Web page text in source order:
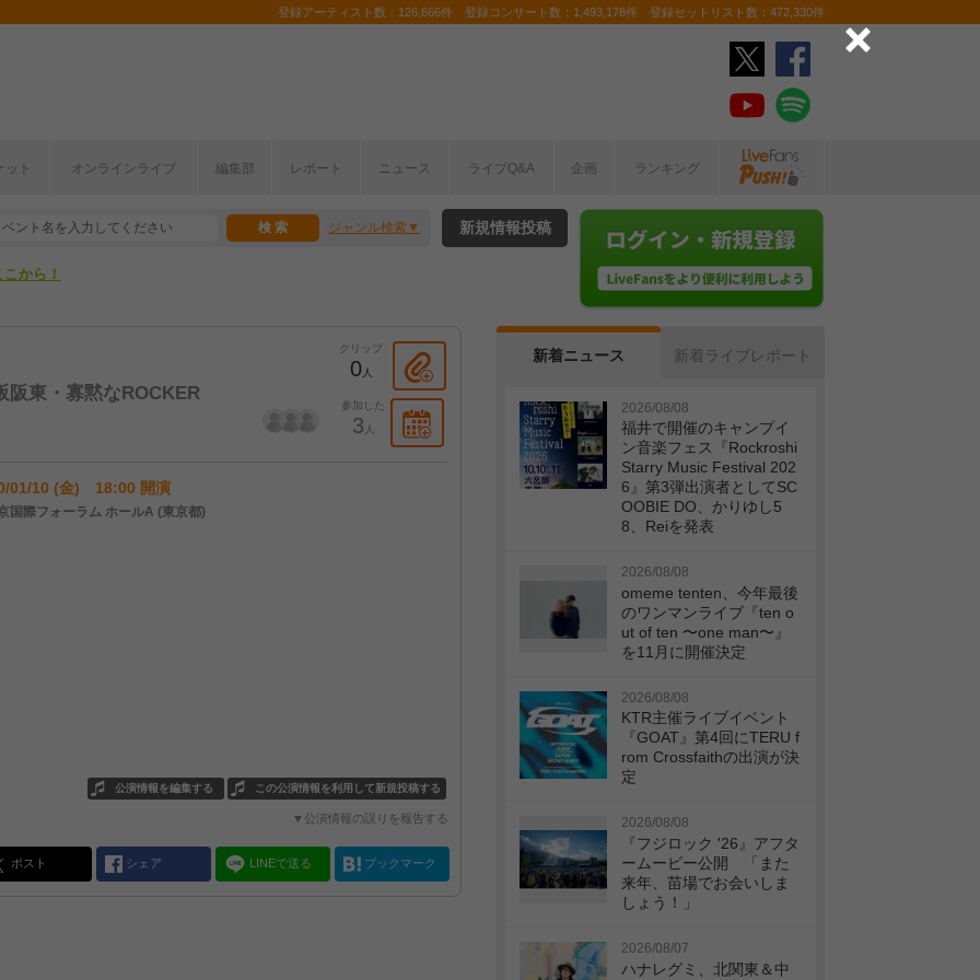
登録アーティスト数：126,666件 登録コンサート数：1,493,178件 登録セットリスト数：472,330件
ット オンラインライブ 編集部 レポート ニュース ライブQ&A 企画 ランキング
ジャンル検索
半期編発表！
から！
新規情報投稿
阪東・寡黙なROCKER
クリップ
0人
参加した
3 人
01/10 (金) 18:00 開演
国際フォーラム ホールA (東京都)
この公演情報を利用して新規投稿する
公演情報を編集する
▼公演情報の誤りを報告する
ポスト シェア LINEで送る ブックマーク
新着ニュース 新着ライブレポート
2026/08/08
福井で開催のキャンプイ
ン音楽フェス『Rockroshi
Starry Music Festival 202
6』第3弾出演者としてSC
OOBIE DO、かりゆし5
8、Reiを発表
2026/08/08
omeme tenten、今年最後
のワンマンライブ『ten o
ut of ten 〜one man〜』
を11月に開催決定
2026/08/08
KTR主催ライブイベント
『GOAT』第4回にTERU f
rom Crossfaithの出演が決
定
2026/08/08
『フジロック '26』アフタ
ームービー公開 「また
来年、苗場でお会いしま
しょう！」
2026/08/07
ハナレグミ、北関東＆中